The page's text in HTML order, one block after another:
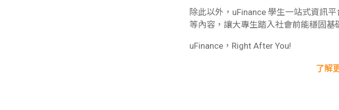
除此以外，uFinance 學生一站式資訊
等內容，讓大專生踏入社會前能穩固基
uFinance，Right After You!
了解